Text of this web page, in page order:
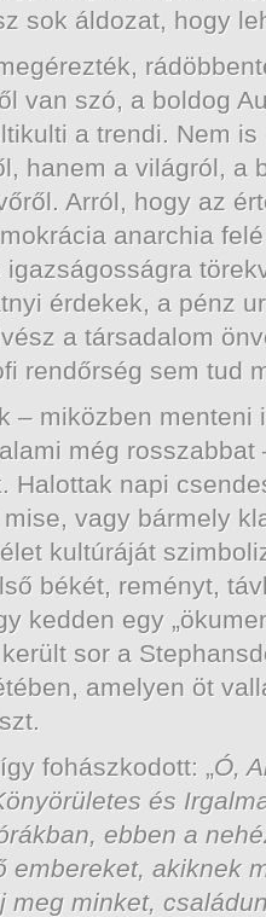
sok áldozat, hogy
van szó, a boldog
a trendi. Nem
hanem a világról, a
Arról, hogy az
anarchia
érdekek, a pénz
a társadalom
rendőrség sem tud
– miközben menteni
még rosszabbat
Halottak napi
vagy bármely
kultúráját
békét, reményt,
kedden egy
sor a
amelyen öt
fohászkodott: „Ó,
és
ebben a
embereket, akiknek
meg minket,